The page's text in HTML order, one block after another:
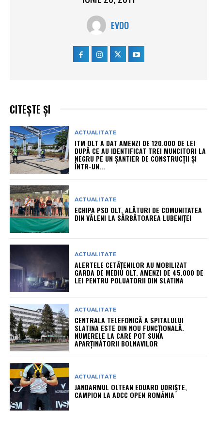
EVDO
CITEȘTE ȘI
ACTUALITATE
ITM OLT A DAT AMENZI DE 120.000 DE LEI
DUPĂ CE AU IDENTIFICAT TREI MUNCITORI LA
NEGRU PE UN ȘANTIER DE CONSTRUCȚII ȘI
ÎNTR-UN...
ACTUALITATE
ECHIPA PSD OLT, ALĂTURI DE COMUNITATEA
DIN VĂLENI LA SĂRBĂTOAREA LUBENIȚEI
ACTUALITATE
ALERTELE CETĂȚENILOR AU MOBILIZAT
GARDA DE MEDIU OLT. AMENZI DE 45.000 DE
LEI PENTRU POLUATORII DIN SLATINA
ACTUALITATE
CENTRALA TELEFONICĂ A SPITALULUI
SLATINA ESTE DIN NOU FUNCȚIONALĂ.
NUMERELE LA CARE POT SUNA
APARȚINĂTORII BOLNAVILOR
ACTUALITATE
JANDARMUL OLTEAN EDUARD UDRIȘTE,
CAMPION LA ADCC OPEN ROMÂNIA